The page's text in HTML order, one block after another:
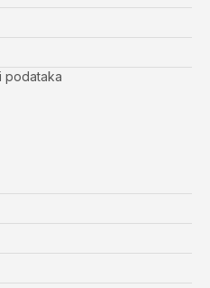
podataka